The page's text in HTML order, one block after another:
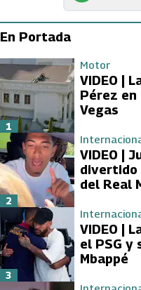
En Portada
Motor
VIDEO |
Pérez en
Vegas
1
VIDEO |
divertido
del Real
2
VIDEO |
el PSG y
Mbappé
3